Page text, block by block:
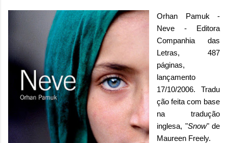
Orhan Pamuk -
Neve - Editora
Companhia das
Letras, 487
páginas,
lançamento
17/10/2006. Tradu
ção feita com base
na tradução
inglesa, "Snow" de
Maureen Freely.